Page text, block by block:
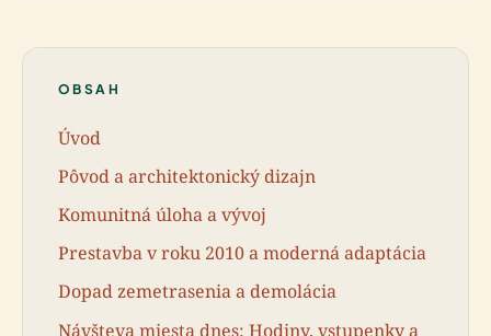
OBSAH
Úvod
Pôvod a architektonický dizajn
Komunitná úloha a vývoj
Prestavba v roku 2010 a moderná adaptácia
Dopad zemetrasenia a demolácia
Návšteva miesta dnes: Hodiny, vstupenky a